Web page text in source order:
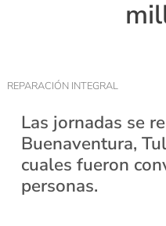
REPARACIÓN INTEGRAL
Las jornadas se
Buenaventura,
cuales fueron
personas.